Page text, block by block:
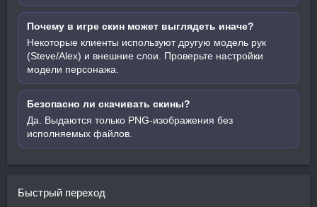
Почему в игре скин может выглядеть иначе?
Некоторые клиенты используют другую модель рук
(Steve/Alex) и внешние слои. Проверьте настройки
модели персонажа.
Безопасно ли скачивать скины?
Да. Выдаются только PNG-изображения без
исполняемых файлов.
Быстрый переход